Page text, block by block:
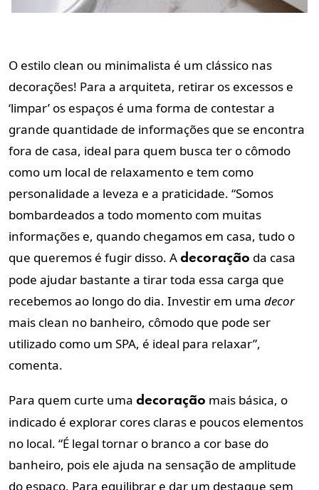
O estilo clean ou minimalista é um clássico nas
decorações! Para a arquiteta, retirar os excessos e
‘limpar’ os espaços é uma forma de contestar a
grande quantidade de informações que se encontra
fora de casa, ideal para quem busca ter o cômodo
como um local de relaxamento e tem como
personalidade a leveza e a praticidade. “Somos
bombardeados a todo momento com muitas
informações e, quando chegamos em casa, tudo o
que queremos é fugir disso. A decoração da casa
pode ajudar bastante a tirar toda essa carga que
recebemos ao longo do dia. Investir em uma decor
mais clean no banheiro, cômodo que pode ser
utilizado como um SPA, é ideal para relaxar”,
comenta.
Para quem curte uma decoração mais básica, o
indicado é explorar cores claras e poucos elementos
no local. “É legal tornar o branco a cor base do
banheiro, pois ele ajuda na sensação de amplitude
do espaço. Para equilibrar e dar um destaque sem